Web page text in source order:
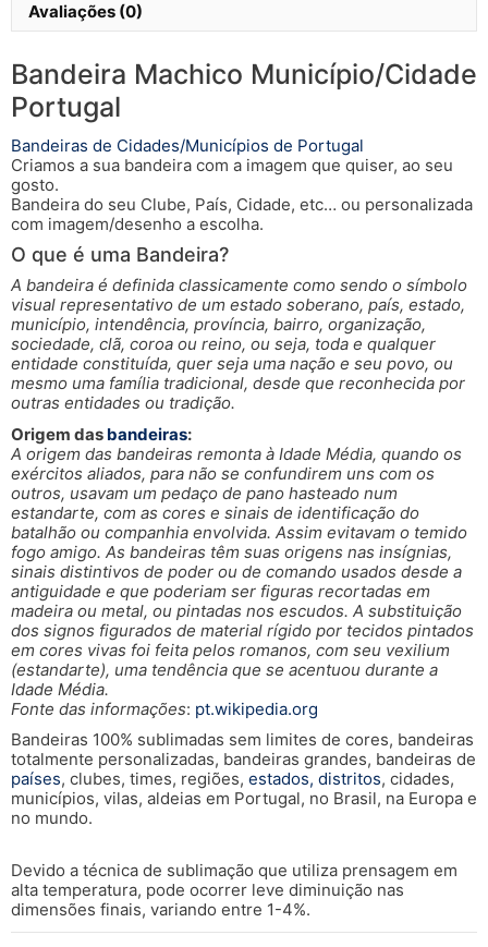
Avaliações (0)
Bandeira Machico Município/Cidade
Portugal
Bandeiras de Cidades/Municípios de Portugal
Criamos a sua bandeira com a imagem que quiser, ao seu
gosto.
Bandeira do seu Clube, País, Cidade, etc… ou personalizada
com imagem/desenho a escolha.
O que é uma Bandeira?
A bandeira é definida classicamente como sendo o símbolo
visual representativo de um estado soberano, país, estado,
município, intendência, província, bairro, organização,
sociedade, clã, coroa ou reino, ou seja, toda e qualquer
entidade constituída, quer seja uma nação e seu povo, ou
mesmo uma família tradicional, desde que reconhecida por
outras entidades ou tradição.
Origem das bandeiras:
A origem das bandeiras remonta à Idade Média, quando os
exércitos aliados, para não se confundirem uns com os
outros, usavam um pedaço de pano hasteado num
estandarte, com as cores e sinais de identificação do
batalhão ou companhia envolvida. Assim evitavam o temido
fogo amigo. As bandeiras têm suas origens nas insígnias,
sinais distintivos de poder ou de comando usados desde a
antiguidade e que poderiam ser figuras recortadas em
madeira ou metal, ou pintadas nos escudos. A substituição
dos signos figurados de material rígido por tecidos pintados
em cores vivas foi feita pelos romanos, com seu vexilium
(estandarte), uma tendência que se acentuou durante a
Idade Média.
Fonte das informações: pt.wikipedia.org
Bandeiras 100% sublimadas sem limites de cores, bandeiras
totalmente personalizadas, bandeiras grandes, bandeiras de
países, clubes, times, regiões, estados, distritos, cidades,
municípios, vilas, aldeias em Portugal, no Brasil, na Europa e
no mundo.
Devido a técnica de sublimação que utiliza prensagem em
alta temperatura, pode ocorrer leve diminuição nas
dimensões finais, variando entre 1-4%.